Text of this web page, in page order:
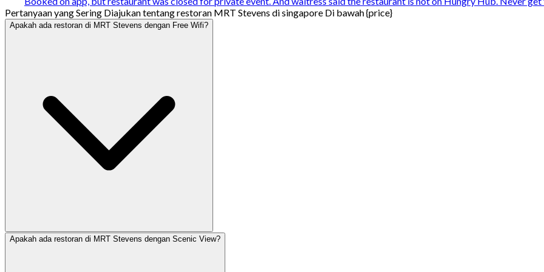
Pertanyaan yang Sering Diajukan tentang restoran MRT Stevens di singapore Di bawah {price}
Apakah ada restoran di MRT Stevens dengan Free Wifi?
Apakah ada restoran di MRT Stevens dengan Scenic View?